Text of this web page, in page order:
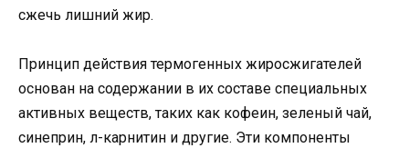
сжечь лишний жир.
Принцип действия термогенных жиросжигателей
основан на содержании в их составе специальных
активных веществ, таких как кофеин, зеленый чай,
синеприн, л-карнитин и другие. Эти компоненты